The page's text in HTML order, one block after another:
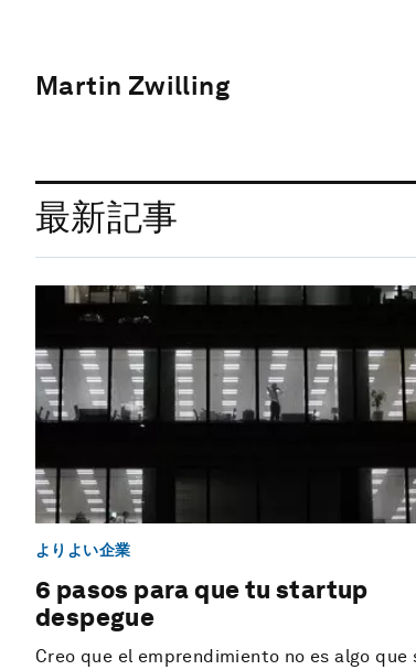
Martin Zwilling
最新記事
よりよい企業
6 pasos para que tu startup
despegue
Creo que el emprendimiento no es algo que